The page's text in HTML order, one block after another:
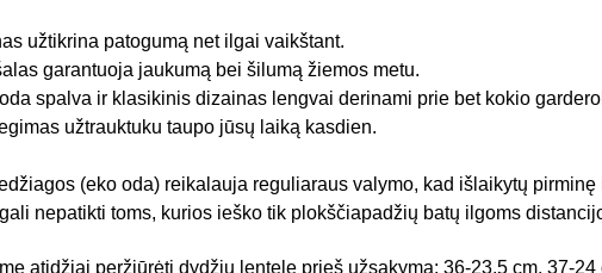
užtikrina patogumą net ilgai vaikštant.
garantuoja jaukumą bei šilumą žiemos metu.
spalva ir klasikinis dizainas lengvai derinami prie bet kokio
užtrauktuku taupo jūsų laiką kasdien.
(eko oda) reikalauja reguliaraus valymo, kad išlaikytų pirminę
nepatikti toms, kurios ieško tik plokščiapadžių batų ilgoms
atidžiai peržiūrėti dydžių lentelę prieš užsakymą: 36-23,5 cm, 37-24